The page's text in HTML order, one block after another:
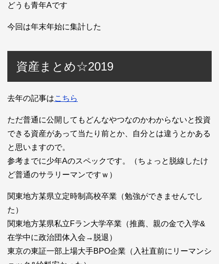
どうも青年Aです
今回は年末年始に集計した
資産まとめ☆2019
去年の記事はこちら
ただ普通に公開してもどんなやつなのかわからないと投資
できる資産があって当たり前とか、自分とは違うとかある
と思いますので。
参考までに少年Aのスペックです。（ちょっと脱線したけ
ど普通のサラリーマンですｗ）
関東地方某県立定時制高校卒業（勉強ができませんでし
た）
関東地方某県私立Fラン大学卒業（推薦、親の金で入学&
在学中に政治団体入会→脱退）
東京の東証一部上場大手BPO企業（入社直前にリーマンシ